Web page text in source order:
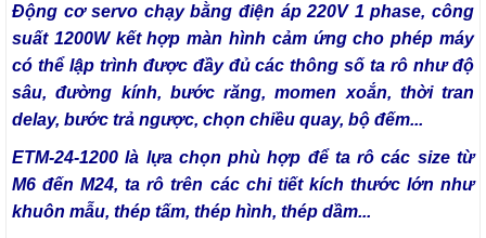
Động cơ servo chạy bằng điện áp 220V 1 phase, công
suất 1200W kết hợp màn hình cảm ứng cho phép máy
có thể lập trình được đầy đủ các thông số ta rô như độ
sâu, đường kính, bước răng, momen xoắn, thời tran
delay, bước trả ngược, chọn chiều quay, bộ đếm...
ETM-24-1200 là lựa chọn phù hợp để ta rô các size từ
M6 đến M24, ta rô trên các chi tiết kích thước lớn như
khuôn mẫu, thép tấm, thép hình, thép dầm...